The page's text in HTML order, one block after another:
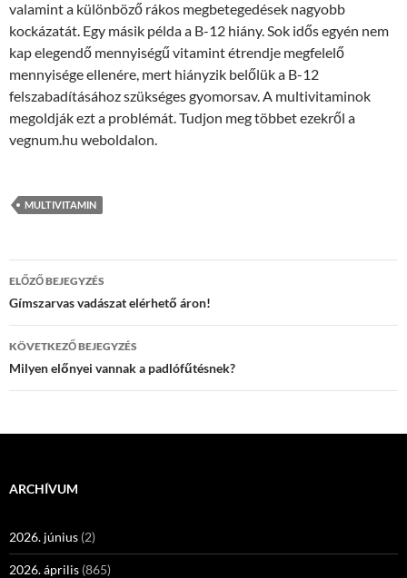
valamint a különböző rákos megbetegedések nagyobb
kockázatát. Egy másik példa a B-12 hiány. Sok idős egyén nem
kap elegendő mennyiségű vitamint étrendje megfelelő
mennyisége ellenére, mert hiányzik belőlük a B-12
felszabadításához szükséges gyomorsav. A multivitaminok
megoldják ezt a problémát. Tudjon meg többet ezekről a
vegnum.hu weboldalon.
MULTIVITAMIN
Bejegyzés
navigáció
ELŐZŐ BEJEGYZÉS
Gímszarvas vadászat elérhető áron!
KÖVETKEZŐ BEJEGYZÉS
Milyen előnyei vannak a padlófűtésnek?
ARCHÍVUM
2026. június (2)
2026. április (865)